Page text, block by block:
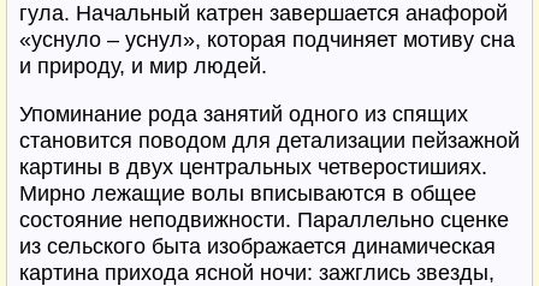
гула. Начальный катрен завершается анафорой
«уснуло – уснул», которая подчиняет мотиву сна
и природу, и мир людей.
Упоминание рода занятий одного из спящих
становится поводом для детализации пейзажной
картины в двух центральных четверостишиях.
Мирно лежащие волы вписываются в общее
состояние неподвижности. Параллельно сценке
из сельского быта изображается динамическая
картина прихода ясной ночи: зажглись звезды,